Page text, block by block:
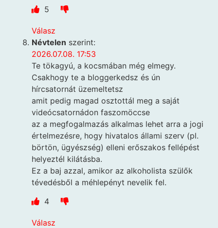
5
Válasz
Névtelen szerint:
2026.07.08. 17:53
Te tökagyú, a kocsmában még elmegy.
Csakhogy te a bloggerkedsz és ún
hírcsatornát üzemeltetsz
amit pedig magad osztottál meg a saját
videócsatornádon faszomöccse
az a megfogalmazás alkalmas lehet arra a jogi
értelmezésre, hogy hivatalos állami szerv (pl.
börtön, ügyészség) elleni erőszakos fellépést
helyeztél kilátásba.
Ez a baj azzal, amikor az alkoholista szülők
tévedésből a méhlepényt nevelik fel.
4
Válasz